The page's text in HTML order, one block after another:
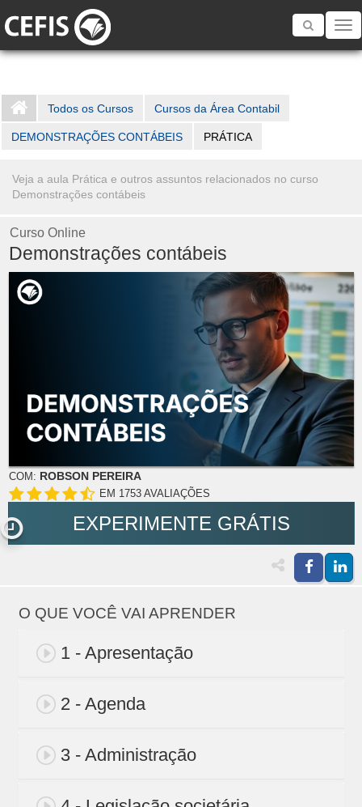
Toggle
Todos os Cursos Cursos da Área Contabil
DEMONSTRAÇÕES CONTÁBEIS PRÁTICA
Veja a aula Prática e outros assuntos relacionados no curso
Demonstrações contábeis
Curso Online
Demonstrações contábeis
COM: ROBSON PEREIRA
EM 1753 AVALIAÇÕES
EXPERIMENTE GRÁTIS
O QUE VOCÊ VAI APRENDER
1 - Apresentação
2 - Agenda
3 - Administração